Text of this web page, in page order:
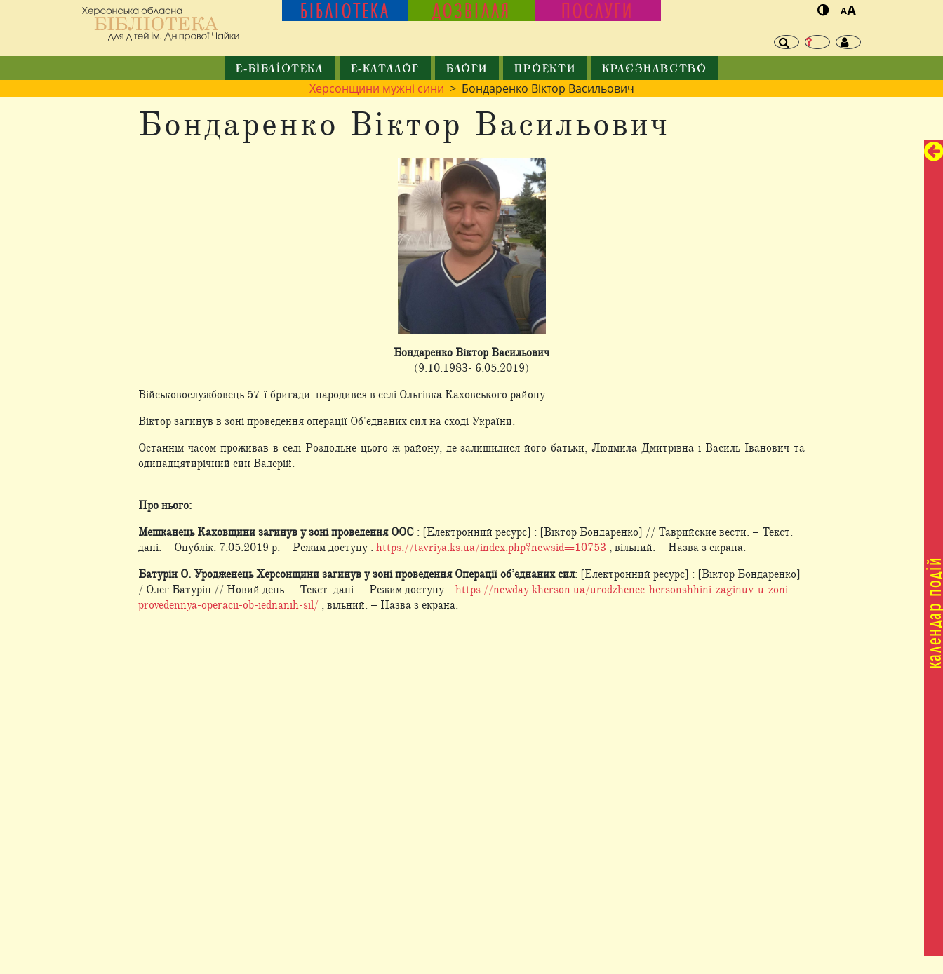
БІБЛІОТЕКА ДОЗВІЛЛЯ ПОСЛУГИ AA
Е-БІБЛІОТЕКА Е-КАТАЛОГ БЛОГИ ПРОЕКТИ КРАЄЗНАВСТВО
Херсонщини мужні сини > Бондаренко Віктор Васильович
Бондаренко Віктор Васильович
Бондаренко Віктор Васильович
(9.10.1983- 6.05.2019)
Військовослужбовець 57-ї бригади народився в селі Ольгівка Каховського району.
Віктор загинув в зоні проведення операції Об'єднаних сил на сході України.
Останнім часом проживав в селі Роздольне цього ж району, де залишилися його батьки, Людмила Дмитрівна і Василь Іванович та
одинадцятирічний син Валерій.
Про нього:
Мешканець Каховщини загинув у зоні проведення ООС : [Електронний ресурс] : [Віктор Бондаренко] // Таврийские вести. – Текст.
дані. – Опублік. 7.05.2019 р. – Режим доступу : https://tavriya.ks.ua/index.php?newsid=10753 , вільний. – Назва з екрана.
Батурін О. Уродженець Херсонщини загинув у зоні проведення Операції об’єднаних сил: [Електронний ресурс] : [Віктор Бондаренко]
/ Олег Батурін // Новий день. – Текст. дані. – Режим доступу : https://newday.kherson.ua/urodzhenec-hersonshhini-zaginuv-u-zoni-
provedennya-operacii-ob-iednanih-sil/ , вільний. – Назва з екрана.